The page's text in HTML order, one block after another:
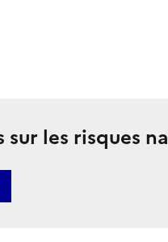
sur les risques